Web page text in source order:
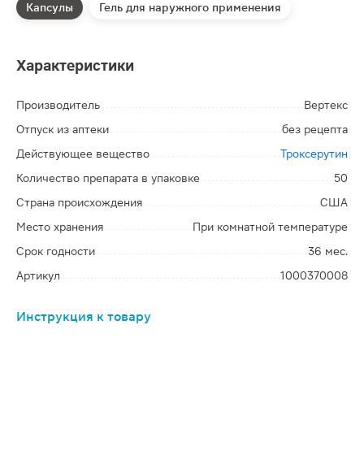
Капсулы Гель для наружного применения
Характеристики
Производитель
Вертекс
Отпуск из аптеки
без рецепта
Действующее вещество
Троксерутин
Количество препарата в упаковке
50
Страна происхождения
США
Место хранения
При комнатной температуре
Срок годности
36 мес.
Артикул
1000370008
Инструкция к товару